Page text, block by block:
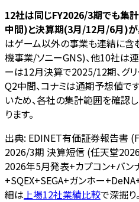
12社は同じFY2026/3期でも
中間)と決算期(3月/12月/6月)が
はゲーム以外の事業も連結に
機事業/ソニーGNS)、他10社は
ーは12月決算で2025/12期、グ
Q2中間、コナミは通期予想値で
いため、各社の集計範囲を確認
ります。
出典: EDINET有価証券報告書
2026/3期 決算短信 (任天堂
2026年5月発表+カプコン+バン
+SQEX+SEGA+ガンホー
細は 上場12社業績比較で深掘り。